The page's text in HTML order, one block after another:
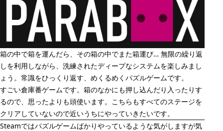
箱の中で箱を運んだら、その箱の中でまた箱運び… 無限の繰り返
しを利用しながら、洗練されたディープなシステムを楽しみまし
ょう。常識をひっくり返す、めくるめくパズルゲームです。
すごい倉庫番ゲームです。箱のなかにも押し込んだり入ったりす
るので、思ったよりも頭使います。こちらもすべてのステージを
クリアしていないので近いうちにやっていきたいです。
Steamではパズルゲームばかりやっているような気がしますが気